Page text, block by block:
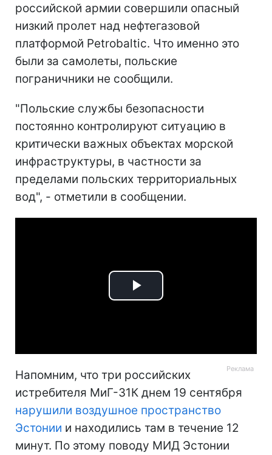
российской армии совершили опасный
низкий пролет над нефтегазовой
платформой Petrobaltic. Что именно это
были за самолеты, польские
пограничники не сообщили.
"Польские службы безопасности
постоянно контролируют ситуацию в
критически важных объектах морской
инфраструктуры, в частности за
пределами польских территориальных
вод", - отметили в сообщении.
Play
Напомним, что три российских
истребителя МиГ-31К днем 19 сентября
нарушили воздушное пространство
Эстонии и находились там в течение 12
минут. По этому поводу МИД Эстонии